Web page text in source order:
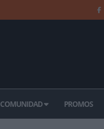
COMUNIDAD PROMOS